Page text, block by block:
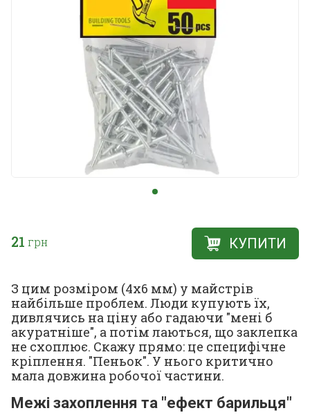
21 грн КУПИТИ
З цим розміром (4х6 мм) у майстрів
найбільше проблем. Люди купують їх,
дивлячись на ціну або гадаючи "мені б
акуратніше", а потім лаються, що заклепка
не схоплює. Скажу прямо: це специфічне
кріплення. "Пеньок". У нього критично
мала довжина робочої частини.
Межі захоплення та "ефект барильця"